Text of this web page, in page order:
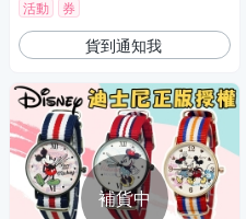
活動 券
貨到通知我
補貨中